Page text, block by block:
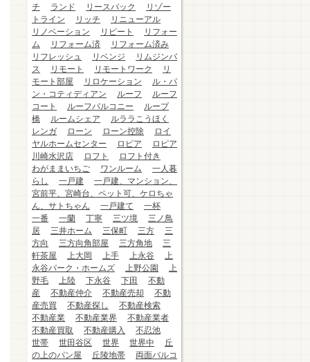
チ
ランド リースバック
リゾー
トライン
リッチ
リニューアル
リノベーション
リピート
リフォー
ム
リフォーム済
リフォーム済み
リフレッシュ
リベンジ
リムジンバ
ス
リモート リモートワーク
リ
モート部屋
リロケーション
ル・パ
ン・コティディアン
ルーフ
ルーフ
コート
ルーフバルコニー
ループ
橋
ルームシェア
ルララこうほく
レンガ
ローン ローン控除
ロイ
ヤルホームセンター
ロピア
ロピア
川崎水沢店
ロフト
ロフト付き
わがままいちご
ワンルーム
一人暮
らし
一戸建
一戸建、マンション、
宮前平、宮崎台、ペット可、ケロちゃ
ん、サトちゃん
一戸建て
一杯
一番
一蘭 丁寧 三ツ境
三ノ鳥
居
三井ホーム 三保町 三方
三
方向
三方向角部屋 三方角地
三
軒茶屋
上大岡 上手 上永谷
上
永谷パーク・ホームズ
上野公園
上
野毛
上陸 下永谷 下田
不動
産
不動産仲介 不動産売却
不動
産売買
不動産探し
不動産検索
不動産業
不動産業界
不動産業者
不動産買取
不動産購入
不忍池
世帯
世田谷区 世界 世界中
丘
の上のパン屋
丘陵地帯
両面バルコ